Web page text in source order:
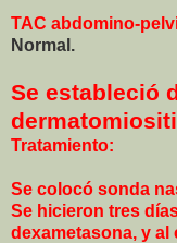
TAC abdomino-
Normal.
Se estableció
Tratamiento:
Se colocó sonda
Se hicieron tres
dexametasona, y